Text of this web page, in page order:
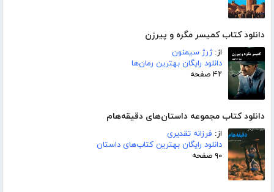
دانلود کتاب کمیسر مگره و پیرزن
از:ژرژ سیمنون
دانلود رایگان بهترین رمان‌ها
۴۲ صفحه
دانلود کتاب مجموعه داستان‌های دقیقه‌هام
از: فرزانه تقدیری
دانلود رایگان بهترین کتاب‌های داستان
۹۰ صفحه